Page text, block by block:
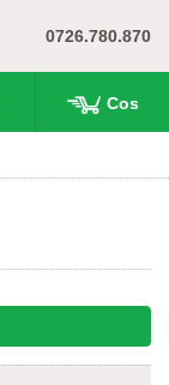
0726.780.870
Cos